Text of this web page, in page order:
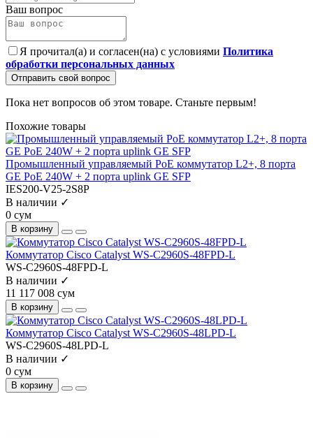
Ваш вопрос
Я прочитал(а) и согласен(на) с условиями Политика
обработки персональных данных
Отправить свой вопрос
Пока нет вопросов об этом товаре. Станьте первым!
Похожие товары
Промышленный управляемый PoE коммутатор L2+, 8 порта
GE PoE 240W + 2 порта uplink GE SFP
IES200-V25-2S8P
В наличии ✓
0 сум
В корзину
Коммутатор Cisco Catalyst WS-C2960S-48FPD-L
WS-C2960S-48FPD-L
В наличии ✓
11 117 008 сум
В корзину
Коммутатор Cisco Catalyst WS-C2960S-48LPD-L
WS-C2960S-48LPD-L
В наличии ✓
0 сум
В корзину